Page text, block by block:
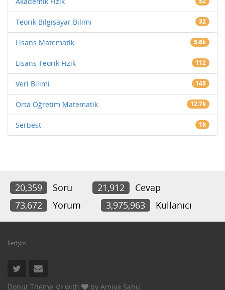
Teorik Bilgisayar Bilimi 32
Lisans Matematik 5.6k
Lisans Teorik Fizik 112
Veri Bilimi 145
Orta Öğretim Matematik 12.7k
Serbest 1k
20,359 Soru 21,912
Cevap
73,672
Yorum 3,975,963 Kullanıcı
İletişim
Donut Theme with by Amiya Sahu